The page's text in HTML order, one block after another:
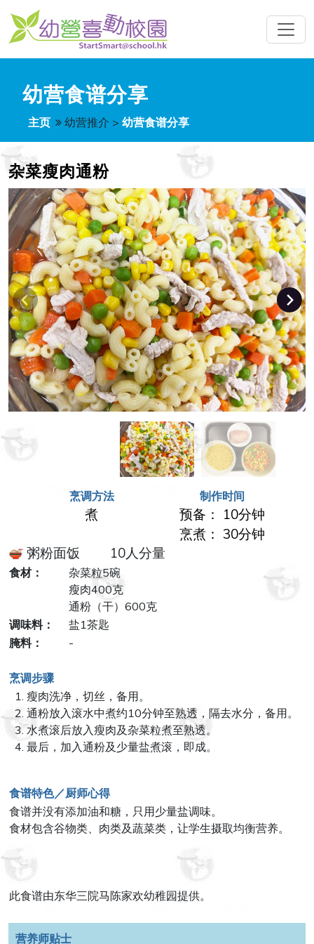
幼营食谱分享
主页 幼营推介 > 幼营食谱分享
杂菜瘦肉通粉
烹调方法
煮
制作时间
预备： 10分钟
烹煮： 30分钟
粥粉面饭 10人分量
食材：
杂菜粒5碗
瘦肉400克
通粉（干）600克
调味料：
盐1茶匙
腌料：
-
烹调步骤
瘦肉洗净，切丝，备用。
通粉放入滚水中煮约10分钟至熟透，隔去水分，备用。
水煮滚后放入瘦肉及杂菜粒煮至熟透。
最后，加入通粉及少量盐煮滚，即成。
食谱特色／厨师心得
食谱并没有添加油和糖，只用少量盐调味。
食材包含谷物类、肉类及蔬菜类，让学生摄取均衡营养。
此食谱由东华三院马陈家欢幼稚园提供。
营养师贴士